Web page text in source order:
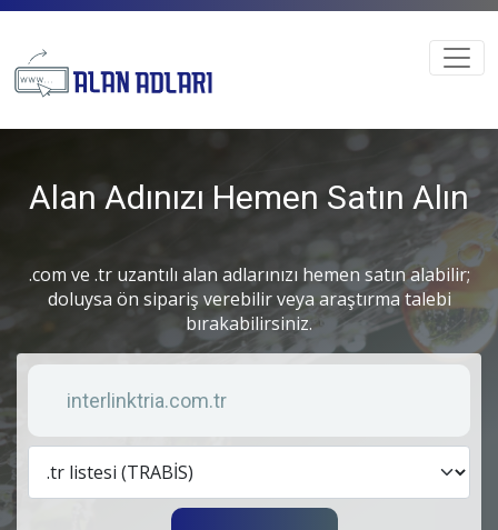
Alan Adınızı Hemen Satın Alın
.com ve .tr uzantılı alan adlarınızı hemen satın alabilir;
doluysa ön sipariş verebilir veya araştırma talebi
bırakabilirsiniz.
Anahtar kelime